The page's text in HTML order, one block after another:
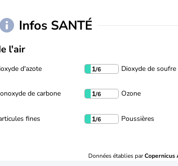
Infos SANTÉ
l'air
d'azote 1/6 Dioxyde de soufre
de carbone 1/6 Ozone
fines 1/6 Poussières
Données établies parCopernicus